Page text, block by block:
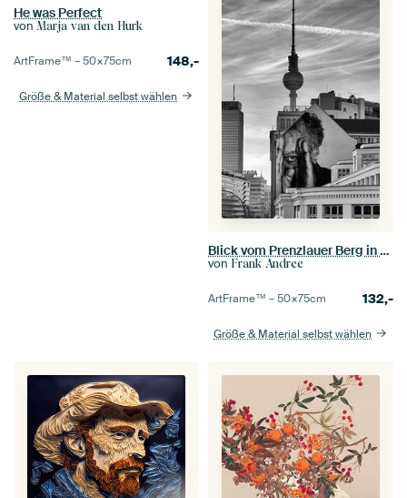
He was Perfect
von Marja van den Hurk
ArtFrame™ –50×75cm 148,-
Größe & Material selbst wählen
Blick vom Prenzlauer Berg in Berlin
von Frank Andree
ArtFrame™ –50×75cm 132,-
Größe & Material selbst wählen